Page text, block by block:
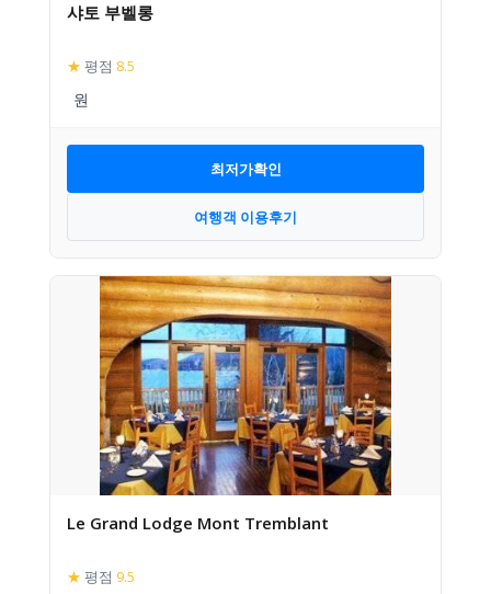
샤토 부벨롱
★ 평점 8.5
최저가확인
여행객 이용후기
Le Grand Lodge Mont Tremblant
★ 평점 9.5